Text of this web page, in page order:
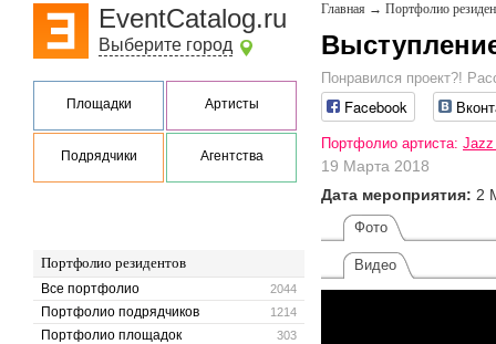
EventCatalog.ru
Выберите город
Площадки Артисты
Подрядчики Агентства
Портфолио резидентов
2044
Все портфолио
1214
Портфолио подрядчиков
303
Портфолио площадок
Главная → Портфолио
Понравился проект?!
Facebook
Портфолио артиста: Jazz
19 Марта 2018
Дата мероприятия: 2
Фото
Видео